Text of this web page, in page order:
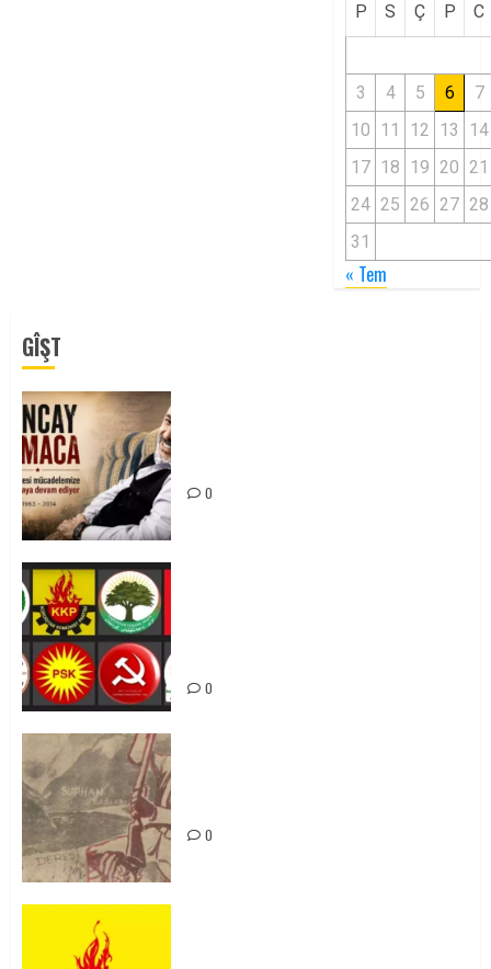
P S Ç P C
3 4 5 6
7
10 11 12 13
14
17 18 19 20 21
24 25 26 27 28
31
« Tem
GÎŞT
0
0
0